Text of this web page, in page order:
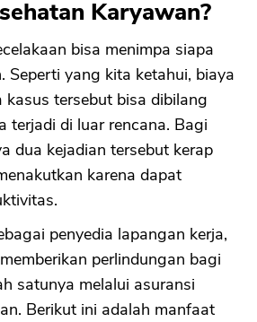
Karyawan?
bisa menimpa siapa
Seperti yang kita ketahui, biaya
kasus tersebut bisa dibilang
terjadi di luar rencana. Bagi
dua kejadian tersebut kerap
karena dapat
penyedia lapangan kerja,
perlindungan bagi
satunya melalui asuransi
Berikut ini adalah manfaat